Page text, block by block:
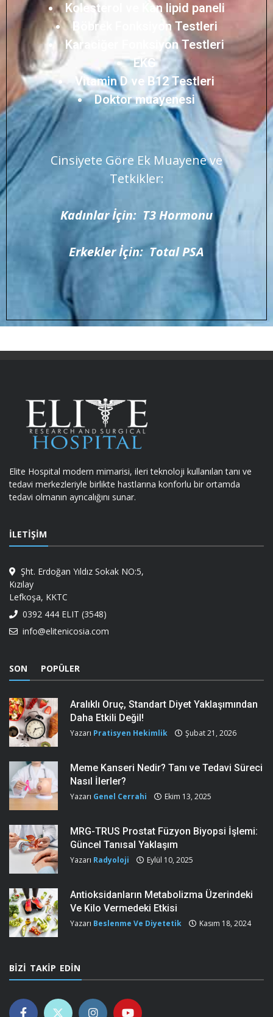
Kolesterol ve Kan lipid paneli
Böbrek Fonksiyon Testleri
Karaciğer Fonksiyon Testleri
EKG
Vitamin D ve B12 Testleri
Doktor muayenesi
Cinsiyete Göre Ek Muayene ve
Tetkikler:
Kadınlar İçin: T3 Hormonu
Erkekler İçin: Total PSA
Elite Hospital modern mimarisi, ileri teknoloji kullanılan tanı ve
tedavi merkezleriyle birlikte hastlarına konforlu bir ortamda
tedavi olmanın ayrıcalığını sunar.
İLETIŞIM
Şht. Erdoğan Yıldız Sokak NO:5,
Kızılay
Lefkoşa, KKTC
0392 444 ELIT (3548)
info@elitenicosia.com
SON POPÜLER
Aralıklı Oruç, Standart Diyet Yaklaşımından
Daha Etkili Değil!
Yazarı Pratisyen Hekimlik Şubat 21, 2026
Meme Kanseri Nedir? Tanı ve Tedavi Süreci
Nasıl İlerler?
Yazarı Genel Cerrahi Ekim 13, 2025
MRG-TRUS Prostat Füzyon Biyopsi İşlemi:
Güncel Tanısal Yaklaşım
Yazarı Radyoloji Eylül 10, 2025
Antioksidanların Metabolizma Üzerindeki
Ve Kilo Vermedeki Etkisi
Yazarı Beslenme Ve Diyetetik Kasım 18, 2024
BIZI TAKIP EDIN